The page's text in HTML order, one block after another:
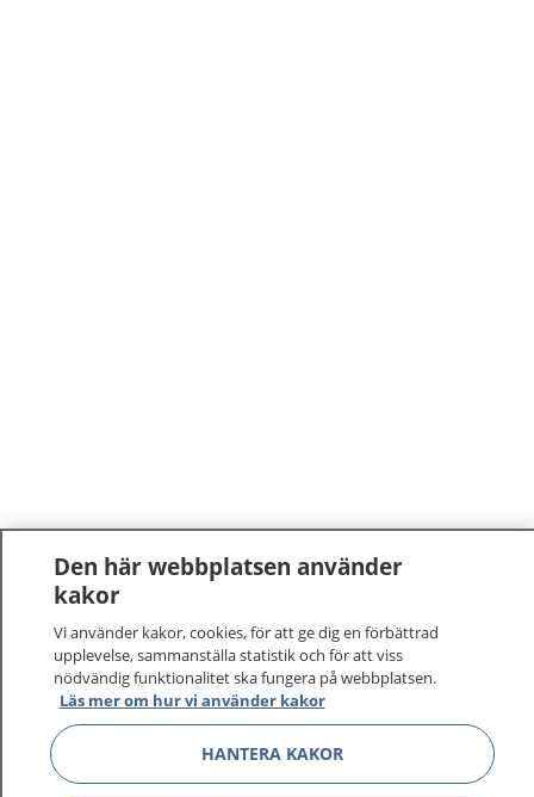
Den här webbplatsen använder
kakor
Vi använder kakor, cookies, för att ge dig en förbättrad
upplevelse, sammanställa statistik och för att viss
nödvändig funktionalitet ska fungera på webbplatsen.
Läs mer om hur vi använder kakor
HANTERA KAKOR